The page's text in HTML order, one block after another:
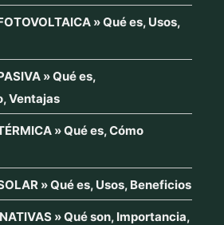
» Qué es, Usos,
» Qué es,
Ventajas
» Qué es, Cómo
» Qué es, Usos, Beneficios
» Qué son, Importancia,